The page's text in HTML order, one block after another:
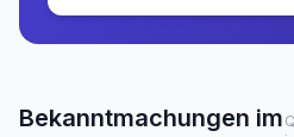
Bekanntmachungen im